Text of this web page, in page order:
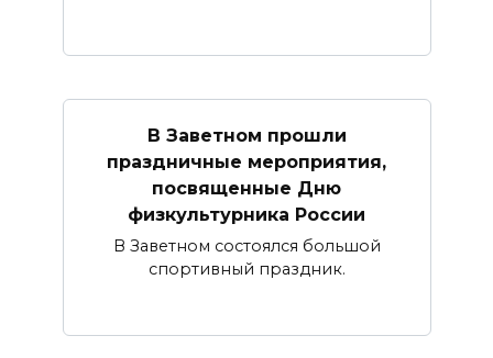
В Заветном прошли
праздничные мероприятия,
посвященные Дню
физкультурника России
В Заветном состоялся большой
спортивный праздник.